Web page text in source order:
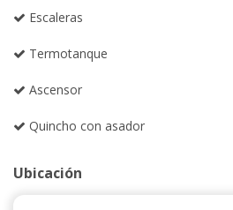
Escaleras
Termotanque
Ascensor
Quincho con asador
Ubicación